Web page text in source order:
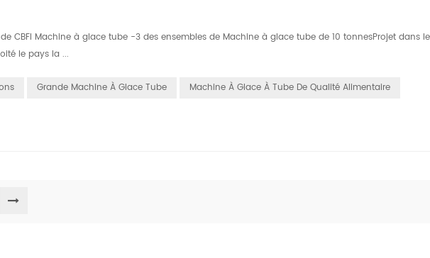
CBFI Machine à glace tube -3 des ensembles de Machine à glace tube de 10 tonnesProjet dans
le pays la ...
Grande Machine À Glace Tube Machine À Glace À Tube De Qualité Alimentaire